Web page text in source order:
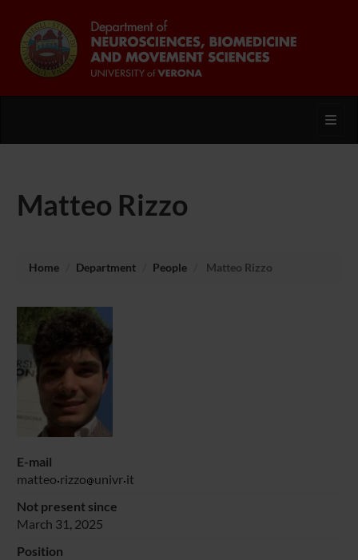
Matteo Rizzo
Home Department People Matteo Rizzo
E-mail
matteo rizzo univr it
Not present since
March 31, 2025
Position